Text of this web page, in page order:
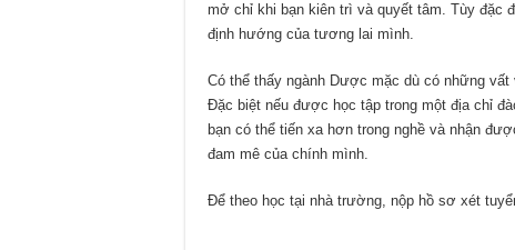
mở chỉ khi bạn kiên trì và quyết tâm. Tùy đặc
định hướng của tương lai mình.
Có thể thấy ngành Dược mặc dù có những
Đặc biệt nếu được học tập trong một địa chỉ
bạn có thể tiến xa hơn trong nghề và nhận
đam mê của chính mình.
Để theo học tại nhà trường, nộp hồ sơ xét